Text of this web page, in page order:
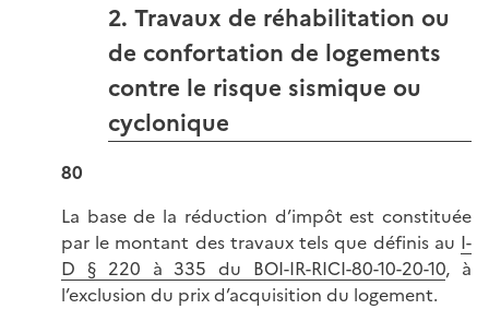
2. Travaux de réhabilitation ou
de confortation de logements
contre le risque sismique ou
cyclonique
80
La base de la réduction d’impôt est constituée
par le montant des travaux tels que définis au I-
D § 220 à 335 du BOI-IR-RICI-80-10-20-10, à
l’exclusion du prix d’acquisition du logement.